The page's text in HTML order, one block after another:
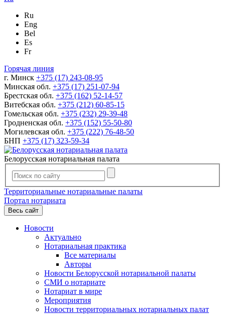
Ru
Eng
Bel
Es
Fr
Горячая линия
г. Минск +375 (17) 243-08-95
Минская обл. +375 (17) 251-07-94
Брестская обл. +375 (162) 52-14-57
Витебская обл. +375 (212) 60-85-15
Гомельская обл. +375 (232) 29-39-48
Гродненская обл. +375 (152) 55-50-80
Могилевская обл. +375 (222) 76-48-50
БНП +375 (17) 323-59-34
Белорусская нотариальная палата
Территориальные нотариальные палаты
Портал нотариата
Весь сайт
Новости
Актуально
Нотариальная практика
Все материалы
Авторы
Новости Белорусской нотариальной палаты
СМИ о нотариате
Нотариат в мире
Мероприятия
Новости территориальных нотариальных палат